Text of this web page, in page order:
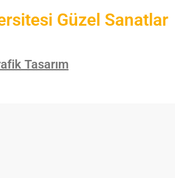
Güzel Sanatlar
Tasarım